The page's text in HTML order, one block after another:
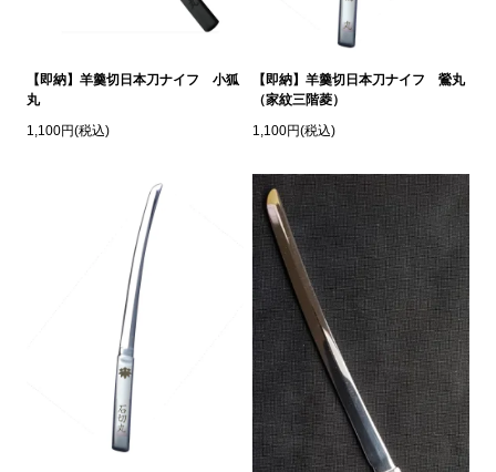
【即納】羊羹切日本刀ナイフ 小狐
丸
1,100円(税込)
【即納】羊羹切日本刀ナイフ 鶯丸
（家紋三階菱）
1,100円(税込)